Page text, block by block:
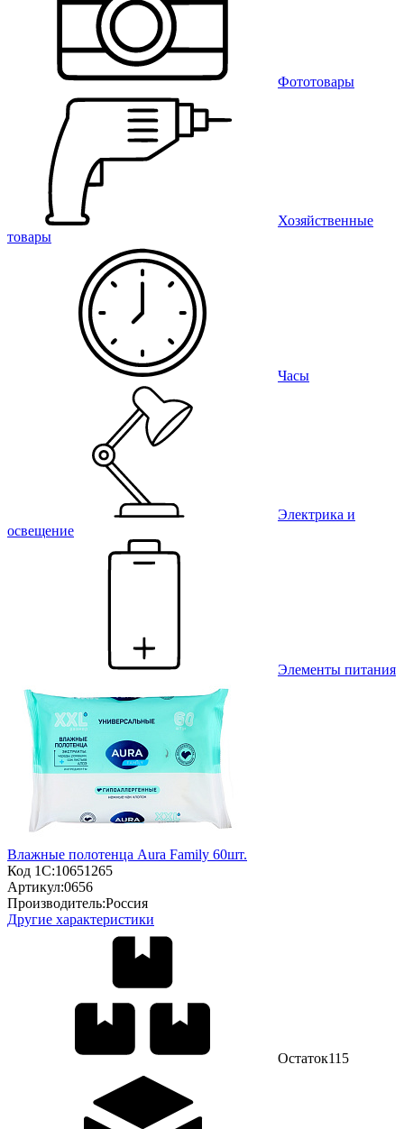
Фототовары
Хозяйственные
товары
Часы
Электрика и
освещение
Элементы питания
Влажные полотенца Aura Family 60шт.
Код 1С:10651265
Артикул:0656
Производитель:Россия
Другие характеристики
Остаток115